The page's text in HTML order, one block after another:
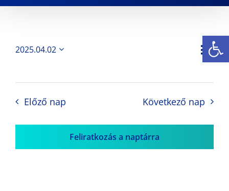
Nap
2025.04.02
Előző nap Következő nap
Feliratkozás a naptárra